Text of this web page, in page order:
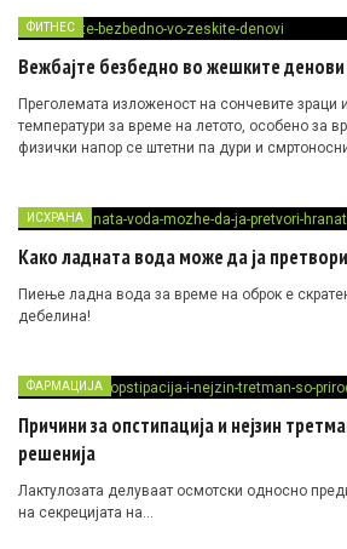
ФИТНЕС
Вежбајте безбедно во жешките денови
Преголемата изложеност на сончевите зраци
температури за време на летото, особено за
физички напор се штетни па дури и
ИСХРАНА
Како ладната вода може да ја
Пиење ладна вода за време на оброк е
дебелина!
ФАРМАЦИЈА
Причини за опстипација и нејзин
решенија
Лактулозата делуваат осмотски односно предизвикува зголемување
на секрецијата на…